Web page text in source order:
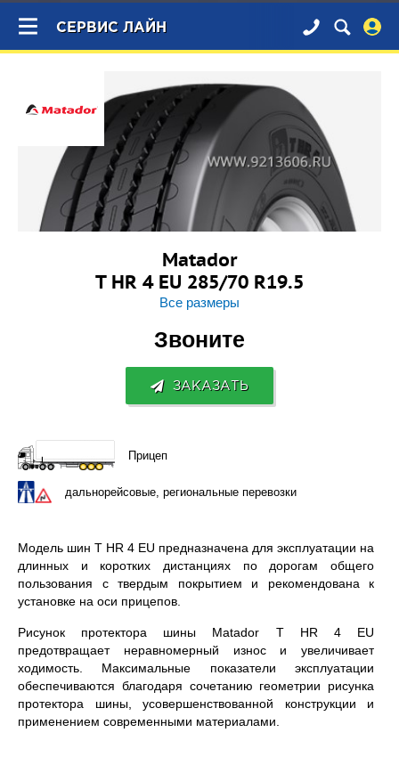
×
СЕРВИС ЛАЙН
Matador
T HR 4 EU 285/70 R19.5
Все размеры
Звоните
ЗАКАЗАТЬ
Прицеп
дальнорейсовые, региональные перевозки
Модель шин T HR 4 EU предназначена для эксплуатации на
длинных и коротких дистанциях по дорогам общего
пользования с твердым покрытием и рекомендована к
установке на оси прицепов.
Рисунок протектора шины Matador T HR 4 EU
предотвращает неравномерный износ и увеличивает
ходимость. Максимальные показатели эксплуатации
обеспечиваются благодаря сочетанию геометрии рисунка
протектора шины, усовершенствованной конструкции и
применением современными материалами.